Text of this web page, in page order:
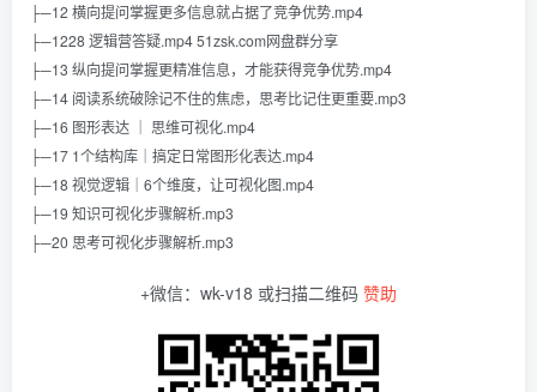
├─12 横向提问掌握更多信息就占据了竞争优势.mp4
├─1228 逻辑营答疑.mp4 51zsk.com网盘群分享
├─13 纵向提问掌握更精准信息，才能获得竞争优势.mp4
├─14 阅读系统破除记不住的焦虑，思考比记住更重要.mp3
├─16 图形表达 ｜ 思维可视化.mp4
├─17 1个结构库｜搞定日常图形化表达.mp4
├─18 视觉逻辑｜6个维度，让可视化图.mp4
├─19 知识可视化步骤解析.mp3
├─20 思考可视化步骤解析.mp3
+微信：wk-v18 或扫描二维码 赞助